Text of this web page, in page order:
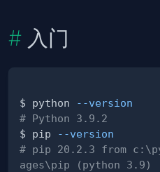
入门
$ python
--version
# Python 3.9.2
$ pip
--version
# pip 20.2.3 from
ages\pip (python 3.9)